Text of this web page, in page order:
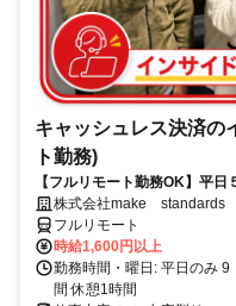
キャッシュレス決済の
ト勤務)
【フルリモート勤務OK】平
スキルアップ
株式会社make standards
フルリモート
時給1,600円以上
勤務時間・曜日: 平日のみ
間 休憩1時間